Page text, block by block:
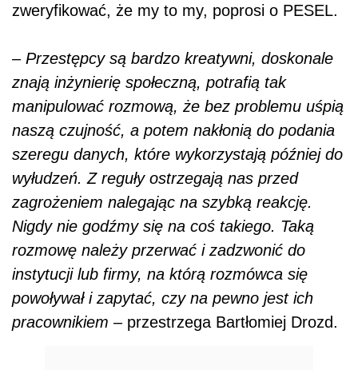
zweryfikować, że my to my, poprosi o PESEL.
– Przestępcy są bardzo kreatywni, doskonale
znają inżynierię społeczną, potrafią tak
manipulować rozmową, że bez problemu uśpią
naszą czujność, a potem nakłonią do podania
szeregu danych, które wykorzystają później do
wyłudzeń. Z reguły ostrzegają nas przed
zagrożeniem nalegając na szybką reakcję.
Nigdy nie godźmy się na coś takiego. Taką
rozmowę należy przerwać i zadzwonić do
instytucji lub firmy, na którą rozmówca się
powoływał i zapytać, czy na pewno jest ich
pracownikiem – przestrzega Bartłomiej Drozd.